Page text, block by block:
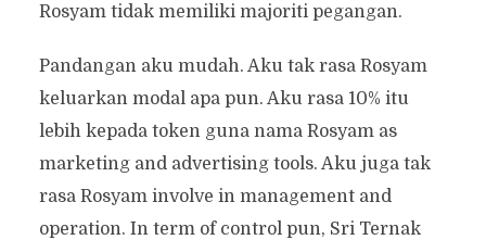
Rosyam tidak memiliki majoriti pegangan.
Pandangan aku mudah. Aku tak rasa Rosyam
keluarkan modal apa pun. Aku rasa 10% itu
lebih kepada token guna nama Rosyam as
marketing and advertising tools. Aku juga tak
rasa Rosyam involve in management and
operation. In term of control pun, Sri Ternak